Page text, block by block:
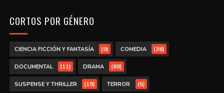
CORTOS POR GÉNERO
CIENCIA FICCIÓN Y FANTASÍA (9) COMEDIA (38)
DOCUMENTAL (11) DRAMA (69)
SUSPENSE Y THRILLER (19) TERROR (5)